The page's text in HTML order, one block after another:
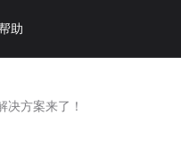
助
决方案来了！